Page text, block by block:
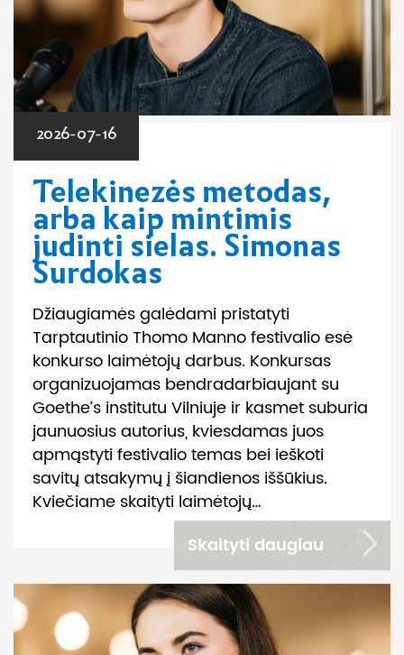
2026-07-16
Telekinezės metodas,
arba kaip mintimis
judinti sielas. Simonas
Surdokas
Džiaugiamės galėdami pristatyti
Tarptautinio Thomo Manno festivalio esė
konkurso laimėtojų darbus. Konkursas
organizuojamas bendradarbiaujant su
Goethe’s institutu Vilniuje ir kasmet suburia
jaunuosius autorius, kviesdamas juos
apmąstyti festivalio temas bei ieškoti
savitų atsakymų į šiandienos iššūkius.
Kviečiame skaityti laimėtojų…
Skaityti daugiau